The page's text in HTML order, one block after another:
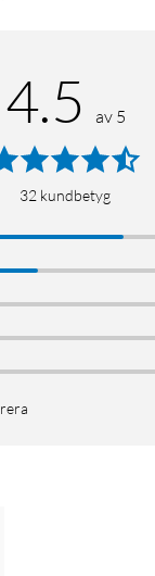
4.5 av 5
32 kundbetyg